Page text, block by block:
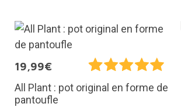
19,99€
All Plant : pot original en forme de
pantoufle